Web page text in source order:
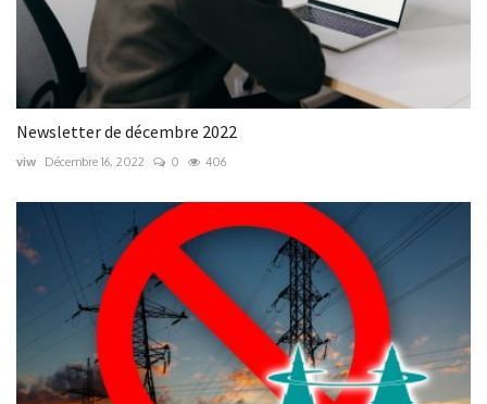
Newsletter de décembre 2022
viw Décembre 16, 2022 0 406